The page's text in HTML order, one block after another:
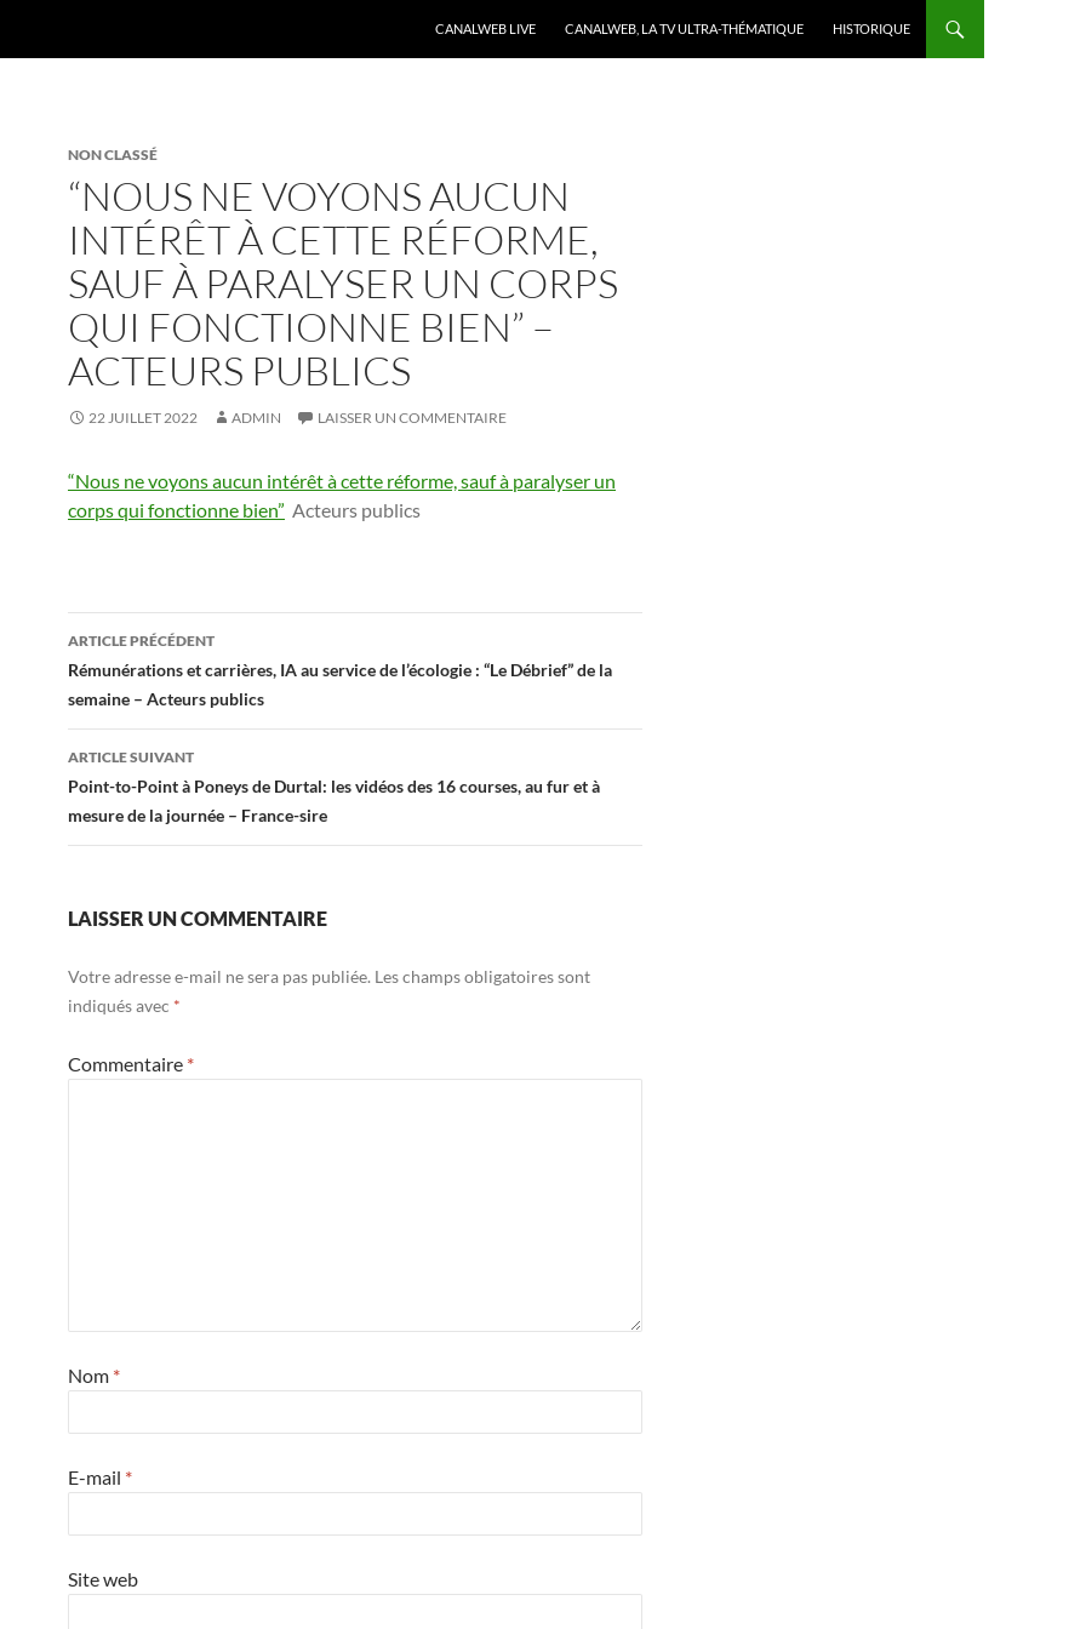
CANALWEB LIVE CANALWEB, LA TV ULTRA-THÉMATIQUE HISTORIQUE
NON CLASSÉ
“NOUS NE VOYONS AUCUN
INTÉRÊT À CETTE RÉFORME,
SAUF À PARALYSER UN CORPS
QUI FONCTIONNE BIEN” –
ACTEURS PUBLICS
22 JUILLET 2022 ADMIN LAISSER UN COMMENTAIRE
“Nous ne voyons aucun intérêt à cette réforme, sauf à paralyser un
corps qui fonctionne bien” Acteurs publics
Navigation
des
articles
ARTICLE PRÉCÉDENT
Rémunérations et carrières, IA au service de l’écologie : “Le Débrief” de la
semaine – Acteurs publics
ARTICLE SUIVANT
Point-to-Point à Poneys de Durtal: les vidéos des 16 courses, au fur et à
mesure de la journée – France-sire
LAISSER UN COMMENTAIRE
Votre adresse e-mail ne sera pas publiée. Les champs obligatoires sont
indiqués avec *
Commentaire *
Nom *
E-mail *
Site web